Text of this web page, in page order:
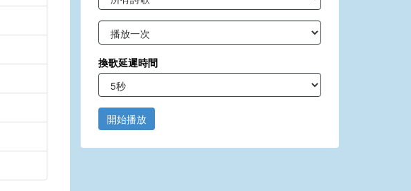
換歌延遲時間
開始播放